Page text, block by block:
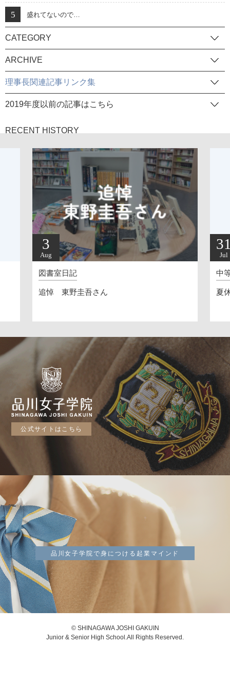
盛れてないので…
CATEGORY
ARCHIVE
理事長関連記事リンク集
2019年度以前の記事はこちら
RECENT HISTORY
3
Aug
図書室日記
追悼 東野圭吾さん
Jul
中
夏
公式サイトはこちら
品川女子学院で身につける起業マインド
© SHINAGAWA JOSHI GAKUIN
Junior & Senior High School.All Rights Reserved.